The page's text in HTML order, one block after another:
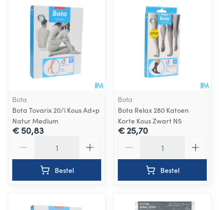
Bota
Bota Tovarix 20/i Kous Ad+p
Natur Medium
€ 50,83
Bestel
Bota
Bota Relax 280 Katoen
Korte Kous Zwart N5
€ 25,70
Bestel